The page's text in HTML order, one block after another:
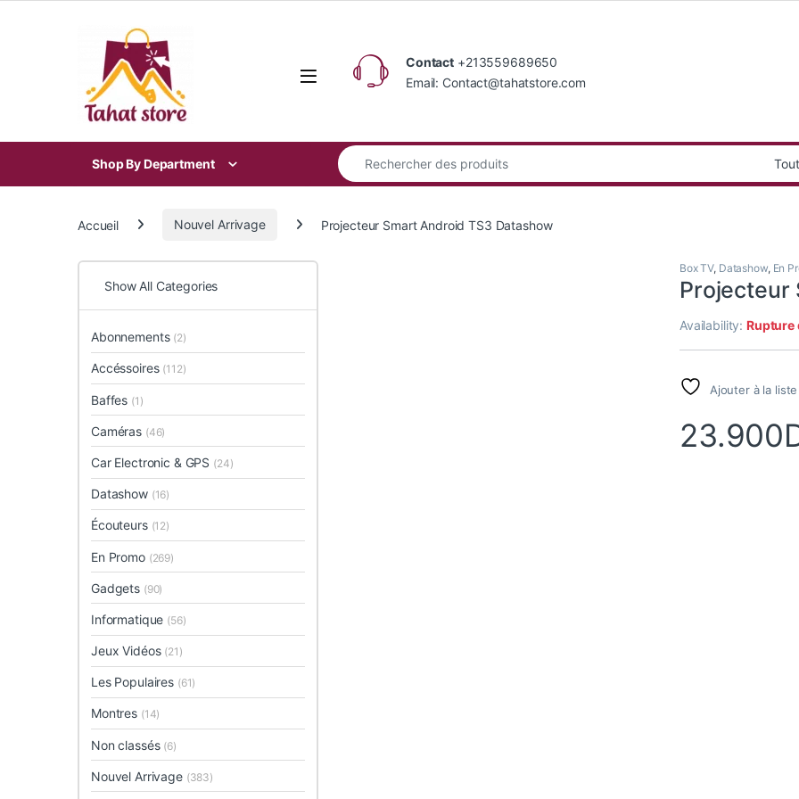
Contact +213559689650
Email: Contact@tahatstore.com
Shop By Department
Search for:
Accueil Nouvel Arrivage Projecteur Smart Android TS3 Datashow
Box TV, Datashow, En
Projecteur
Availability:Rupture
Ajouter à la liste
23.900
Show All Categories
Abonnements (2)
Accéssoires (112)
Baffes (1)
Caméras (46)
Car Electronic & GPS (24)
Datashow (16)
Écouteurs (12)
En Promo (269)
Gadgets (90)
Informatique (56)
Jeux Vidéos (21)
Les Populaires (61)
Montres (14)
Non classés (6)
Nouvel Arrivage (383)